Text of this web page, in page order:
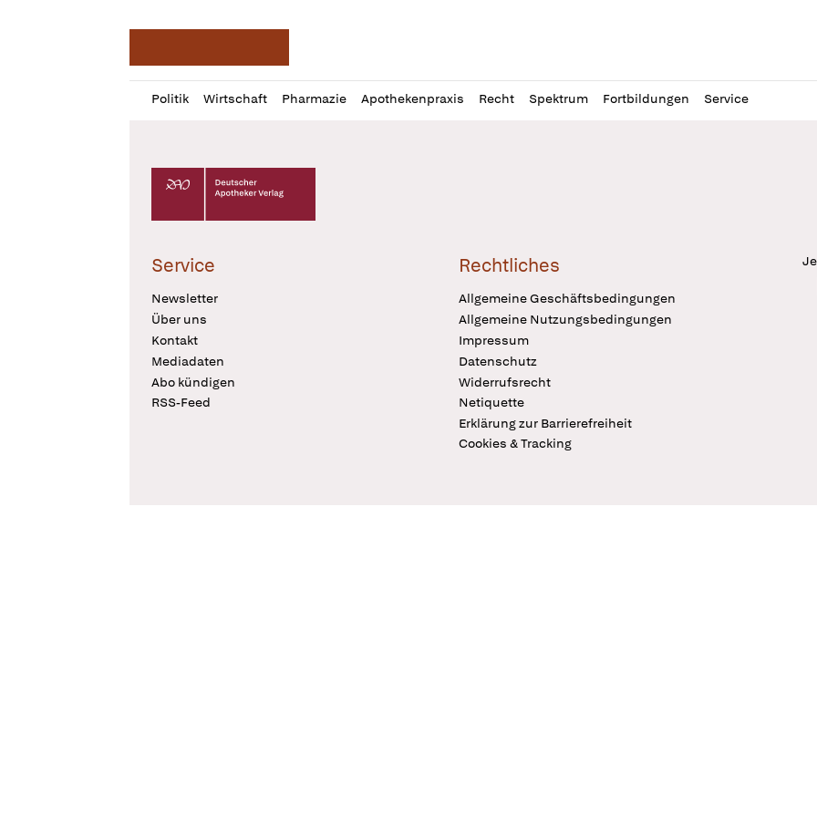
Politik Wirtschaft Pharmazie Apothekenpraxis Recht Spektrum Fortbildungen Service
Profil
öffnen
Daz
Pur
Deutscher Apotheker Verlag Logo
Service
Newsletter
Über uns
Kontakt
Mediadaten
Abo kündigen
RSS-Feed
Rechtliches
Allgemeine Geschäftsbedingungen
Allgemeine Nutzungsbedingungen
Impressum
Datenschutz
Widerrufsrecht
Netiquette
Erklärung zur Barrierefreiheit
Cookies & Tracking